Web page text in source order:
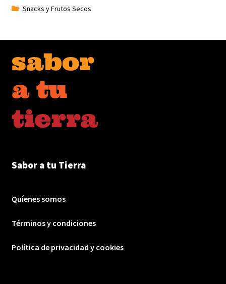
Snacks y Frutos Secos
Sabor a tu Tierra
Quíenes somos
Términos y condiciones
Política de privacidad y cookies